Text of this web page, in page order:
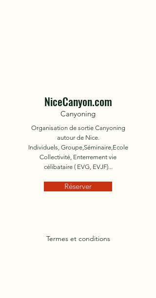
NiceCanyon.com
Canyoning
Organisation de sortie Canyoning
autour de Nice.
Individuels, Groupe,Séminaire,Ecole
Collectivité, Enterrement vie
célibataire ( EVG, EVJF)...
Réserver
Termes et conditions